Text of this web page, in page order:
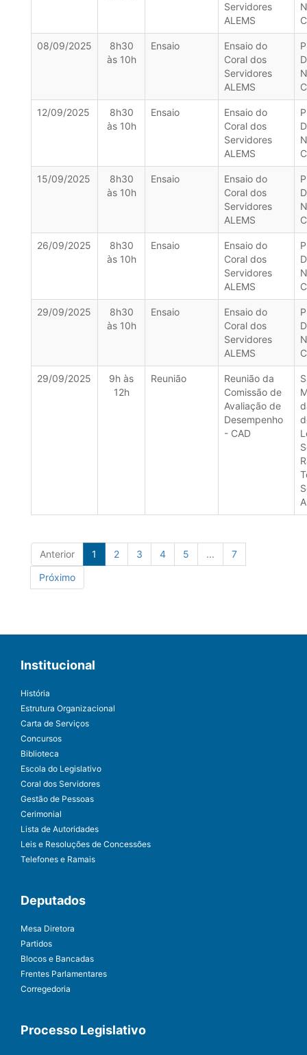
Servidores
ALEMS
08/09/2025
8h30
às 10h
Ensaio
Ensaio do
Coral dos
Servidores
ALEMS
12/09/2025
8h30
às 10h
Ensaio
Ensaio do
Coral dos
Servidores
ALEMS
15/09/2025
8h30
às 10h
Ensaio
Ensaio do
Coral dos
Servidores
ALEMS
26/09/2025
8h30
às 10h
Ensaio
Ensaio do
Coral dos
Servidores
ALEMS
29/09/2025
8h30
às 10h
Ensaio
Ensaio do
Coral dos
Servidores
ALEMS
29/09/2025
9h às
12h
Reunião
Reunião da
Comissão de
Avaliação de
Desempenho
- CAD
Anterior 1 2 3 4 5 ...
7
Próximo
Institucional
História
Estrutura Organizacional
Carta de Serviços
Concursos
Biblioteca
Escola do Legislativo
Coral dos Servidores
Gestão de Pessoas
Cerimonial
Lista de Autoridades
Leis e Resoluções de Concessões
Telefones e Ramais
Deputados
Mesa Diretora
Partidos
Blocos e Bancadas
Frentes Parlamentares
Corregedoria
Processo Legislativo